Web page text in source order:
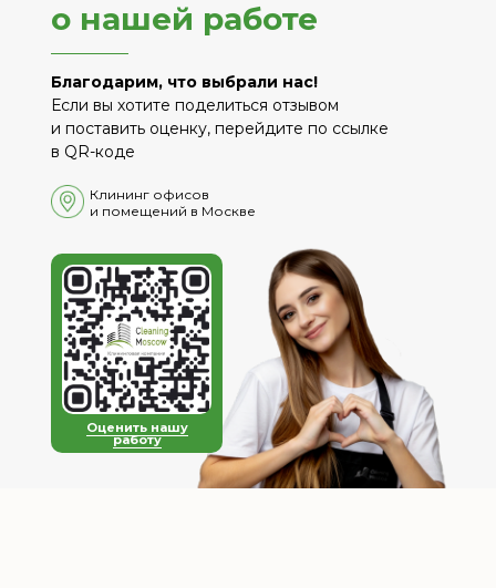
о нашей работе
Благодарим, что выбрали нас!
Если вы хотите поделиться отзывом
и поставить оценку, перейдите по ссылке
в QR-коде
Клининг офи сов
и помещений в Москве
Оценить нашу
работу